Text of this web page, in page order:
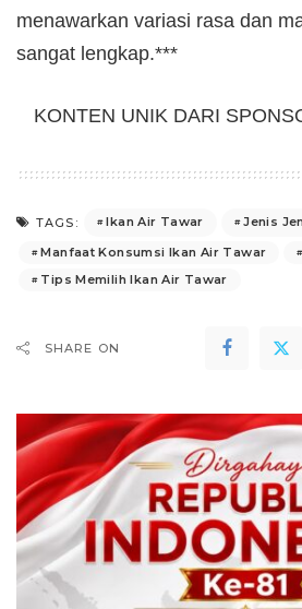
menawarkan variasi rasa dan
sangat lengkap.***
KONTEN UNIK DARI
TAGS: Ikan Air Tawar
Jenis
Manfaat Konsumsi Ikan Air Tawar
Tips Memilih Ikan Air Tawar
SHARE ON